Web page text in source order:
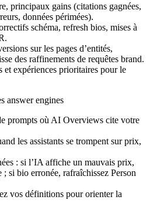
principaux gains (citations gagnées,
données périmées).
schéma, refresh bios, mises à
sur les pages d’entités,
des raffinements de requêtes brand.
et expériences prioritaires pour le
answer engines
prompts où AI Overviews cite votre
les assistants se trompent sur prix,
: si l’IA affiche un mauvais prix,
si bio erronée, rafraîchissez Person
vos définitions pour orienter la